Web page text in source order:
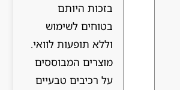
בזכות היותם
בטוחים לשימוש
וללא תופעות לוואי.
מוצרים המבוססים
על רכיבים טבעיים